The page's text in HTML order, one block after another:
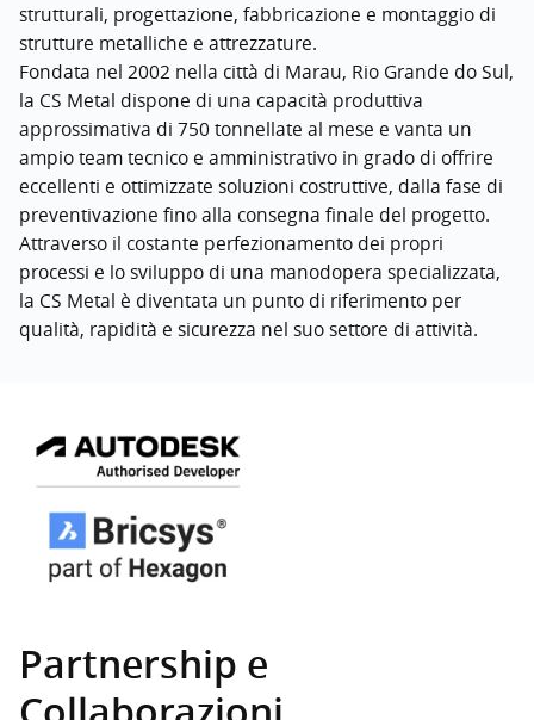
strutturali, progettazione, fabbricazione e montaggio di
strutture metalliche e attrezzature.
Fondata nel 2002 nella città di Marau, Rio Grande do Sul,
la CS Metal dispone di una capacità produttiva
approssimativa di 750 tonnellate al mese e vanta un
ampio team tecnico e amministrativo in grado di offrire
eccellenti e ottimizzate soluzioni costruttive, dalla fase di
preventivazione fino alla consegna finale del progetto.
Attraverso il costante perfezionamento dei propri
processi e lo sviluppo di una manodopera specializzata,
la CS Metal è diventata un punto di riferimento per
qualità, rapidità e sicurezza nel suo settore di attività.
Partnership e